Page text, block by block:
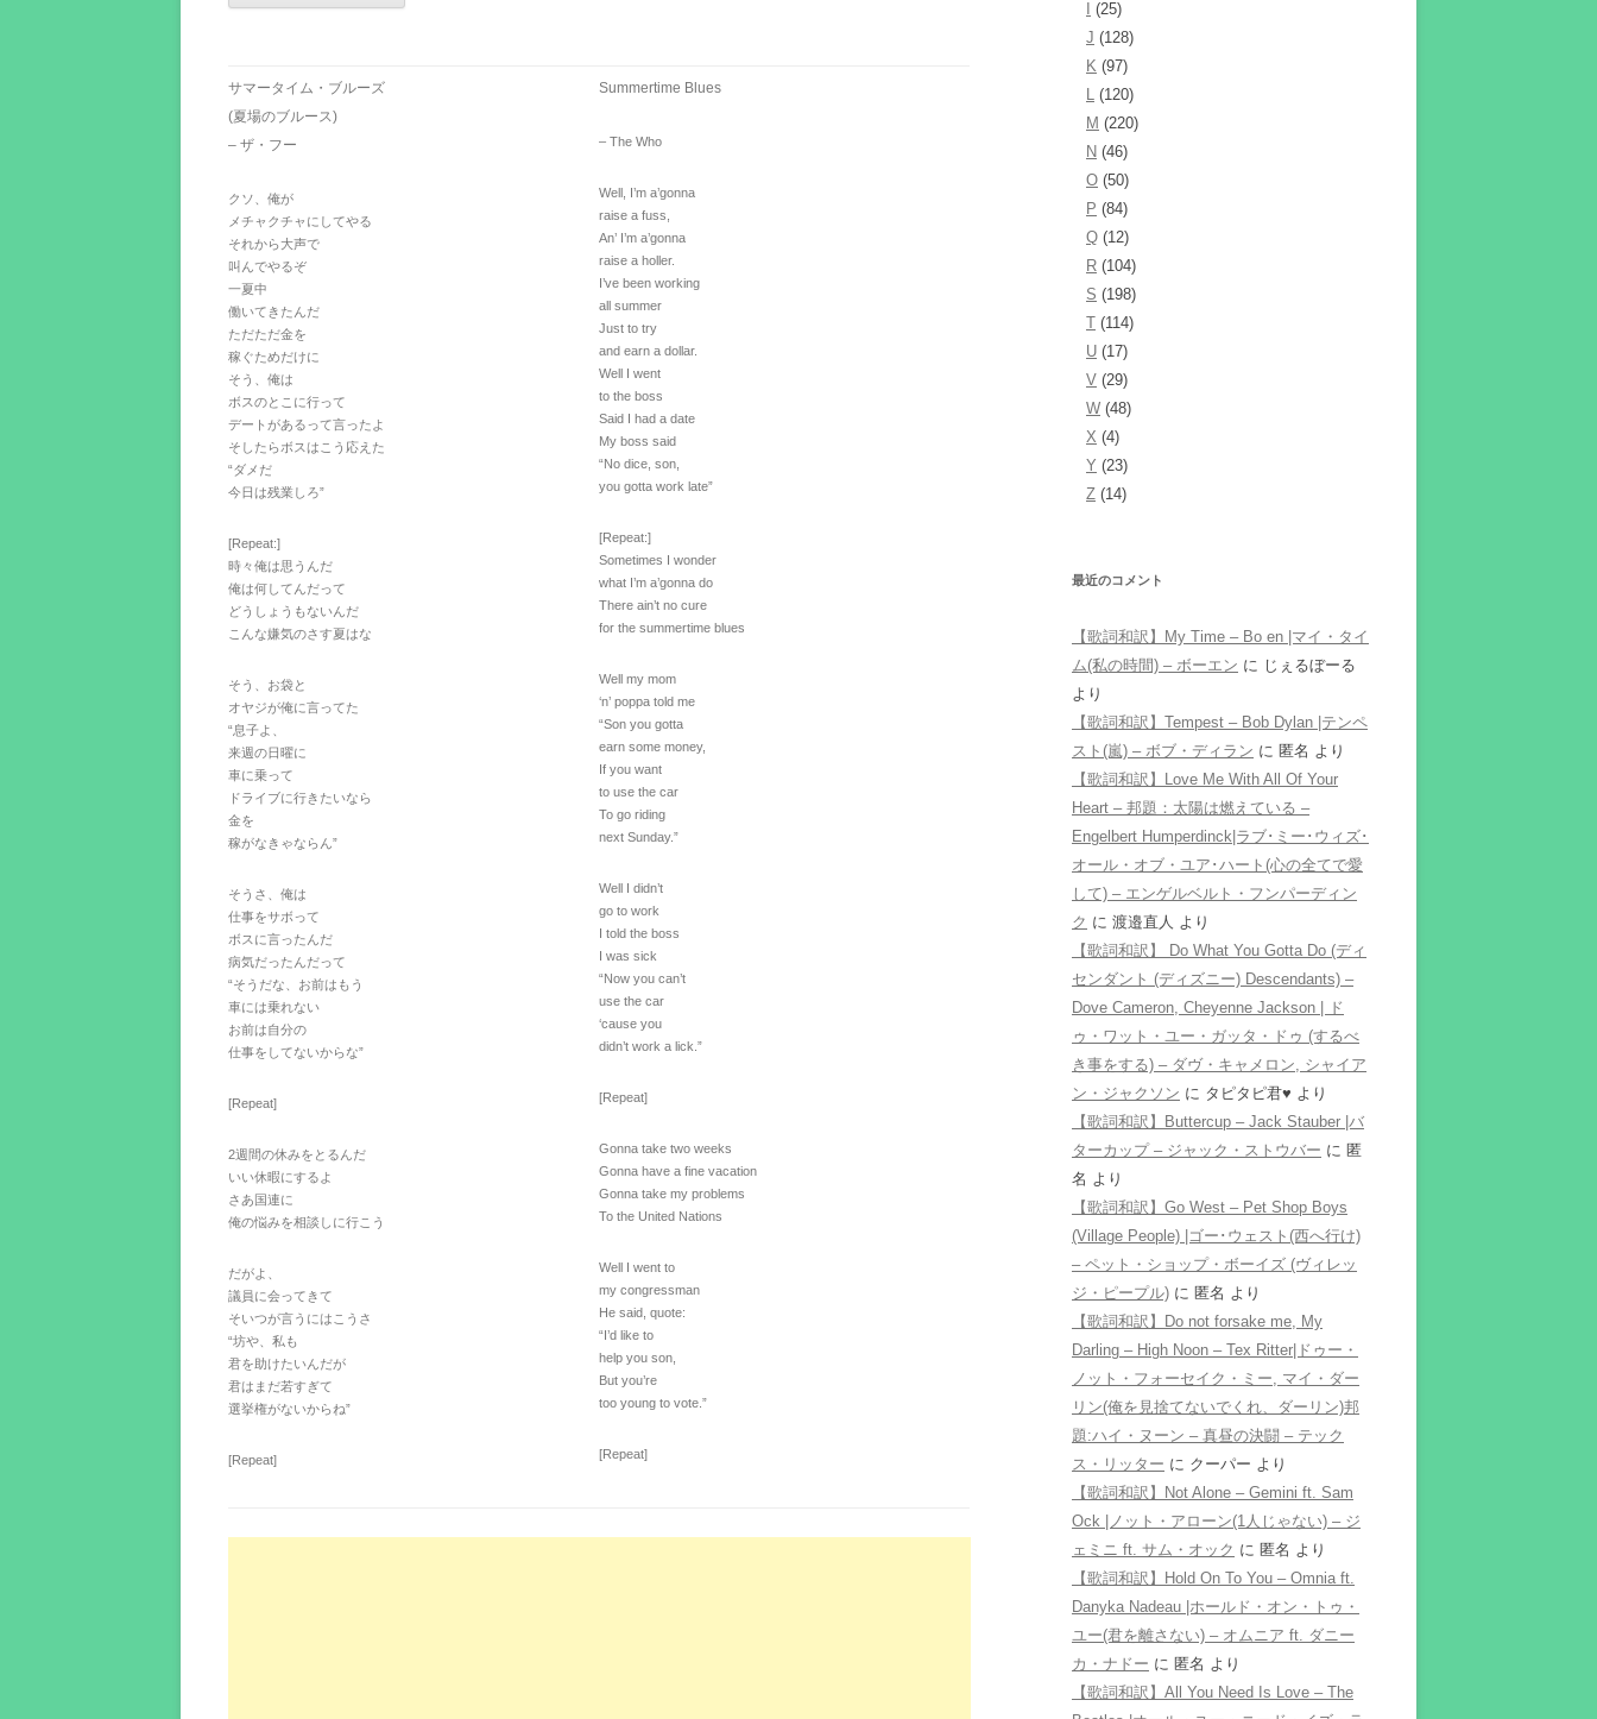
サマータイム・ブルーズ
(夏場のブルース)
– ザ・フー
クソ、俺が
メチャクチャにしてやる
それから大声で
叫んでやるぞ
一夏中
働いてきたんだ
ただただ金を
稼ぐためだけに
そう、俺は
ボスのとこに行って
デートがあるって言ったよ
そしたらボスはこう応えた
“ダメだ
今日は残業しろ”
[Repeat:]
時々俺は思うんだ
俺は何してんだって
どうしょうもないんだ
こんな嫌気のさす夏はな
そう、お袋と
オヤジが俺に言ってた
“息子よ、
来週の日曜に
車に乗って
ドライブに行きたいなら
金を
稼がなきゃならん”
そうさ、俺は
仕事をサボって
ボスに言ったんだ
病気だったんだって
“そうだな、お前はもう
車には乗れない
お前は自分の
仕事をしてないからな”
[Repeat]
2週間の休みをとるんだ
いい休暇にするよ
さあ国連に
俺の悩みを相談しに行こう
だがよ、
議員に会ってきて
そいつが言うにはこうさ
“坊や、私も
君を助けたいんだが
君はまだ若すぎて
選挙権がないからね”
[Repeat]
Summertime Blues
– The Who
Well, I’m a’gonna
raise a fuss,
An’ I’m a’gonna
raise a holler.
I’ve been working
all summer
Just to try
and earn a dollar.
Well I went
to the boss
Said I had a date
My boss said
“No dice, son,
you gotta work late”
[Repeat:]
Sometimes I wonder
what I’m a’gonna do
There ain’t no cure
for the summertime blues
Well my mom
‘n’ poppa told me
“Son you gotta
earn some money,
If you want
to use the car
To go riding
next Sunday.”
Well I didn’t
go to work
I told the boss
I was sick
“Now you can’t
use the car
‘cause you
didn’t work a lick.”
[Repeat]
Gonna take two weeks
Gonna have a fine vacation
Gonna take my problems
To the United Nations
Well I went to
my congressman
He said, quote:
“I’d like to
help you son,
But you’re
too young to vote.”
[Repeat]
(25)
J (128)
K (97)
L (120)
M (220)
N (46)
O (50)
P (84)
Q (12)
R (104)
S (198)
T (114)
U (17)
V (29)
W (48)
X (4)
Y (23)
Z (14)
最近のコメント
【歌詞和訳】My Time – Bo en |マイ・タイ
ム(私の時間) – ボーエン に じぇるぼーる
より
【歌詞和訳】Tempest – Bob Dylan |テンペ
スト(嵐) – ボブ・ディラン に 匿名 より
【歌詞和訳】Love Me With All Of Your
Heart – 邦題：太陽は燃えている –
Engelbert Humperdinck|ラブ･ミー･ウィズ･
オール・オブ・ユア･ハート(心の全てで愛
して) – エンゲルベルト・フンパーディン
ク に 渡邉直人 より
【歌詞和訳】 Do What You Gotta Do (ディ
センダント (ディズニー) Descendants) –
Dove Cameron, Cheyenne Jackson | ド
ゥ・ワット・ユー・ガッタ・ドゥ (するべ
き事をする) – ダヴ・キャメロン, シャイア
ン・ジャクソン に タピタピ君♥️ より
【歌詞和訳】Buttercup – Jack Stauber |バ
ターカップ – ジャック・ストウバー に 匿
名 より
【歌詞和訳】Go West – Pet Shop Boys
(Village People) |ゴー･ウェスト(西へ行け)
– ペット・ショップ・ボーイズ (ヴィレッ
ジ・ピープル) に 匿名 より
【歌詞和訳】Do not forsake me, My
Darling – High Noon – Tex Ritter|ドゥー・
ノット・フォーセイク・ミー, マイ・ダー
リン(俺を見捨てないでくれ、ダーリン)邦
題:ハイ・ヌーン – 真昼の決闘 – テック
ス・リッター に クーパー より
【歌詞和訳】Not Alone – Gemini ft. Sam
Ock |ノット・アローン(1人じゃない) – ジ
ェミニ ft. サム・オック に 匿名 より
【歌詞和訳】Hold On To You – Omnia ft.
Danyka Nadeau |ホールド・オン・トゥ・
ユー(君を離さない) – オムニア ft. ダニー
カ・ナドー に 匿名 より
【歌詞和訳】All You Need Is Love – The